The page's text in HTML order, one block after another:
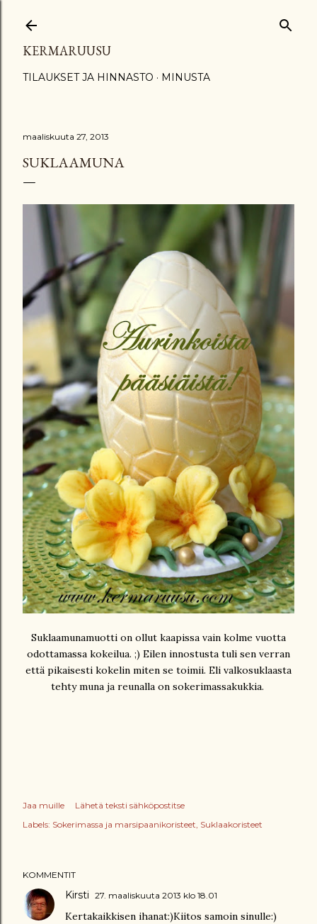
KERMARUUSU
TILAUKSET JA HINNASTO MINUSTA
maaliskuuta 27, 2013
SUKLAAMUNA
Suklaamunamuotti on ollut kaapissa vain kolme vuotta
odottamassa kokeilua. ;) Eilen innostusta tuli sen verran
että pikaisesti kokelin miten se toimii. Eli valkosuklaasta
tehty muna ja reunalla on sokerimassakukkia.
Jaa muille
Lähetä teksti sähköpostitse
Labels: Sokerimassa ja marsipaanikoristeet Suklaakoristeet
KOMMENTIT
Kirsti 27. maaliskuuta 2013 klo 18.01
Kertakaikkisen ihanat:)Kiitos samoin sinulle:)